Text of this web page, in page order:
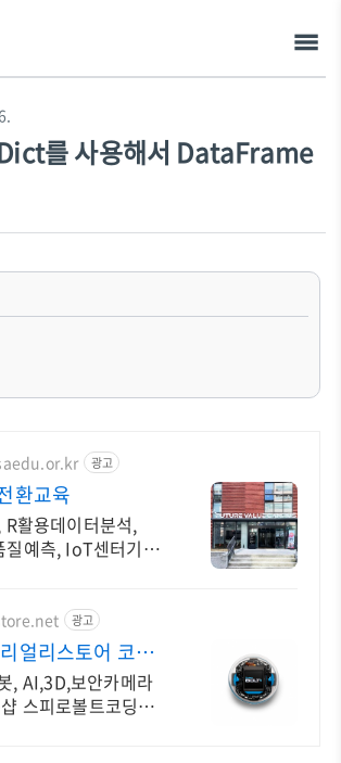
를 사용해서 DataFrame
광고
환교육
활용데이터분석,
질예측, IoT센터기술,
광고
얼리스토어 코딩
밌게
, AI,3D,보안카메라
스피로볼트코딩로